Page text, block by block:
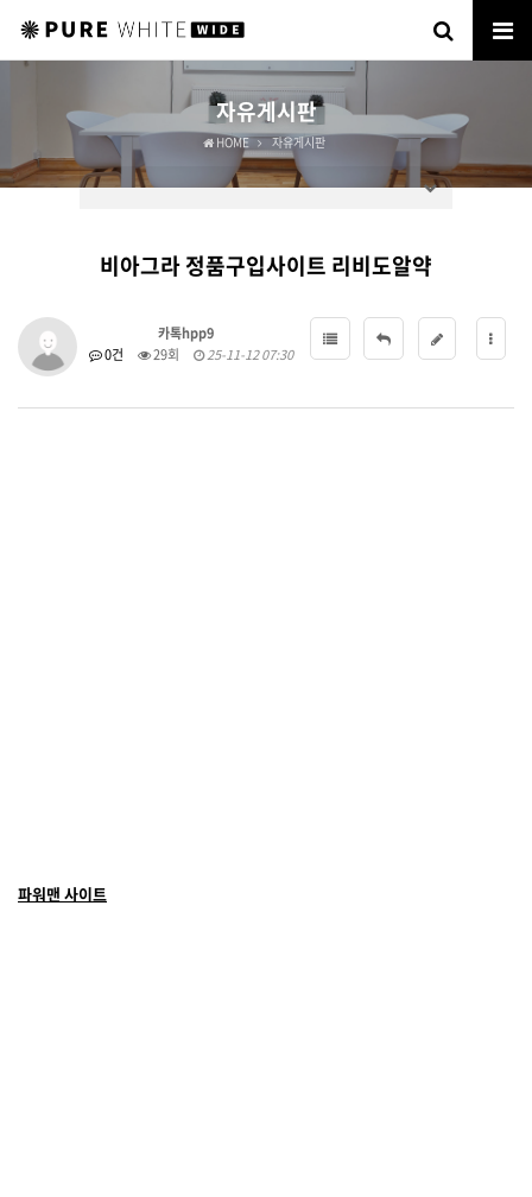
자유게시판
HOME 자유게시판
비아그라 정품구입사이트 리비도알약
카톡hpp9
0건
29회 25-11-12 07:30
파워맨 사이트